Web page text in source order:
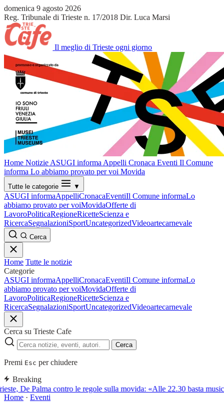
domenica 9 agosto 2026
Reg. Tribunale di Trieste n. 17/2018 Dir. Luca Marsi
Il meglio di Trieste ogni giorno
Home Notizie ASUGI informa Appelli Cronaca Eventi Il Comune
informa Lo abbiamo provato per voi Movida
Tutte le categorie ▼
ASUGI informaAppelliCronacaEventiIl Comune informaLo
abbiamo provato per voiMovidaOfferte di
LavoroPoliticaRegioneRicetteScienza e
RicercaSegnalazioniSportUncategorizedVideoartecarnevale
Cerca
Home Tutte le notizie
Categorie
ASUGI informaAppelliCronacaEventiIl Comune informaLo
abbiamo provato per voiMovidaOfferte di
LavoroPoliticaRegioneRicetteScienza e
RicercaSegnalazioniSportUncategorizedVideoartecarnevale
Cerca su Trieste Cafe
Cerca
Premi Esc per chiudere
Breaking
De Palma contro le regole sulla movida: «Alle 22.30 basta
Home · Eventi